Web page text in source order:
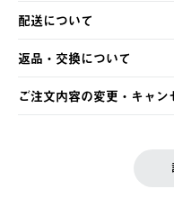
以下のいずれかの方法でお
・クレジットカード決済
・コンビニ決済
・Pay-easy決済
配送について
【発送スケジュール】
ご注文・ご入金完了より2
土日祝の発送はございませ
の発送となる場合がござい
返品・交換について
※お客様都合の場合
お客様都合の返品にかか
ご注文内容の変更・キャン
LOGOS FAMILY会員の方